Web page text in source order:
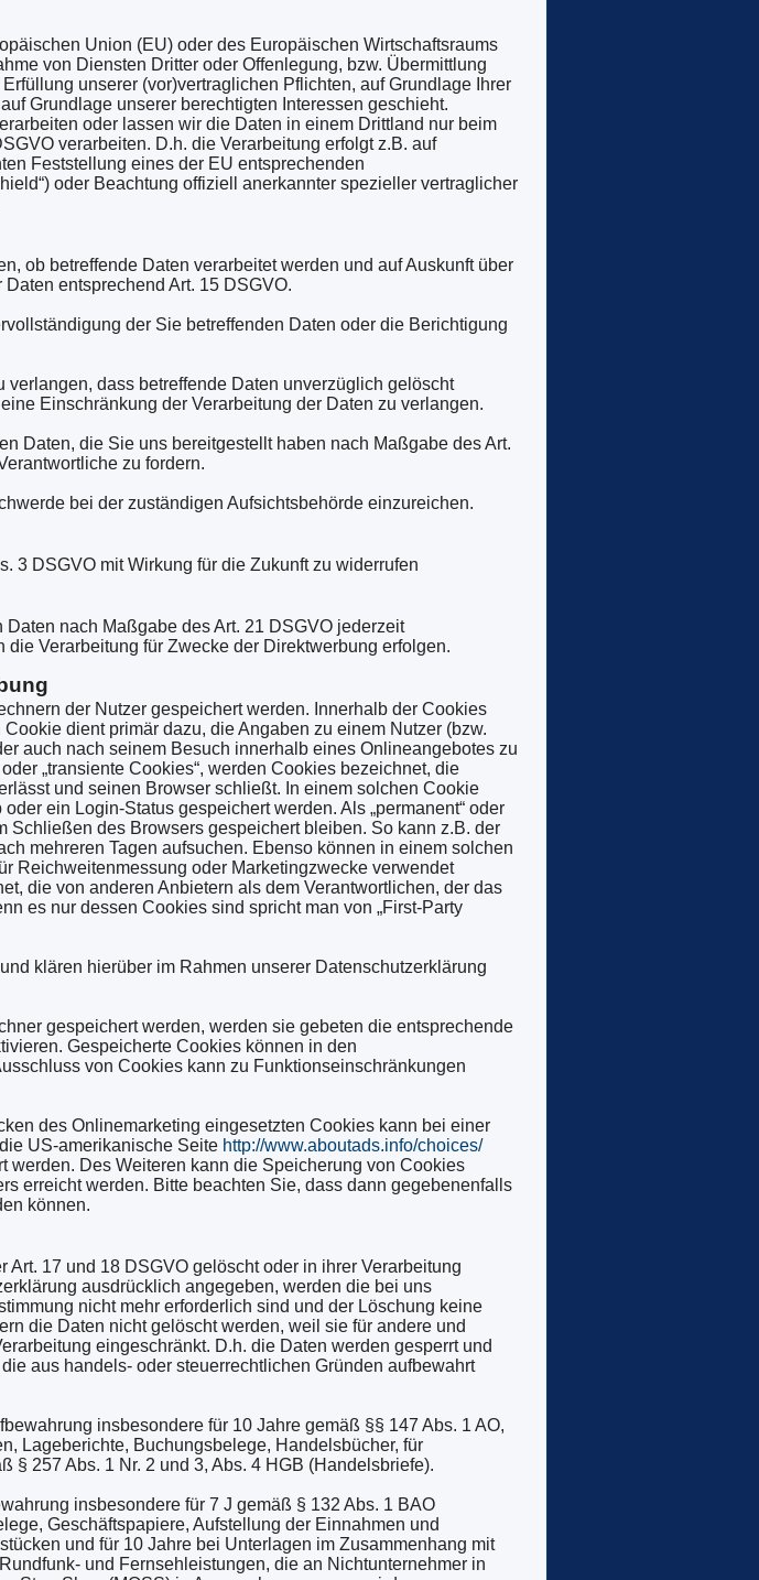
Union (EU) oder des Europäischen Wirtschaftsraums
von Diensten Dritter oder Offenlegung, bzw. Übermittlung
unserer (vor)vertraglichen Pflichten, auf Grundlage Ihrer
Grundlage unserer berechtigten Interessen geschieht.
oder lassen wir die Daten in einem Drittland nur beim
verarbeiten. D.h. die Verarbeitung erfolgt z.B. auf
Feststellung eines der EU entsprechenden
oder Beachtung offiziell anerkannter spezieller vertraglicher
ob betreffende Daten verarbeitet werden und auf Auskunft über
entsprechend Art. 15 DSGVO.
der Sie betreffenden Daten oder die Berichtigung
dass betreffende Daten unverzüglich gelöscht
Einschränkung der Verarbeitung der Daten zu verlangen.
Daten, die Sie uns bereitgestellt haben nach Maßgabe des Art.
zu fordern.
bei der zuständigen Aufsichtsbehörde einzureichen.
3 DSGVO mit Wirkung für die Zukunft zu widerrufen
nach Maßgabe des Art. 21 DSGVO jederzeit
Verarbeitung für Zwecke der Direktwerbung erfolgen.
der Nutzer gespeichert werden. Innerhalb der Cookies
dient primär dazu, die Angaben zu einem Nutzer (bzw.
auch nach seinem Besuch innerhalb eines Onlineangebotes zu
„transiente Cookies“, werden Cookies bezeichnet, die
und seinen Browser schließt. In einem solchen Cookie
ein Login-Status gespeichert werden. Als „permanent“ oder
Schließen des Browsers gespeichert bleiben. So kann z.B. der
mehreren Tagen aufsuchen. Ebenso können in einem solchen
Reichweitenmessung oder Marketingzwecke verwendet
die von anderen Anbietern als dem Verantwortlichen, der das
es nur dessen Cookies sind spricht man von „First-Party
klären hierüber im Rahmen unserer Datenschutzerklärung
gespeichert werden, werden sie gebeten die entsprechende
Gespeicherte Cookies können in den
von Cookies kann zu Funktionseinschränkungen
des Onlinemarketing eingesetzten Cookies kann bei einer
US-amerikanische Seite http://www.aboutads.info/choices/
werden. Des Weiteren kann die Speicherung von Cookies
erreicht werden. Bitte beachten Sie, dass dann gegebenenfalls
können.
17 und 18 DSGVO gelöscht oder in ihrer Verarbeitung
ausdrücklich angegeben, werden die bei uns
nicht mehr erforderlich sind und der Löschung keine
die Daten nicht gelöscht werden, weil sie für andere und
eingeschränkt. D.h. die Daten werden gesperrt und
aus handels- oder steuerrechtlichen Gründen aufbewahrt
insbesondere für 10 Jahre gemäß §§ 147 Abs. 1 AO,
Lageberichte, Buchungsbelege, Handelsbücher, für
§ 257 Abs. 1 Nr. 2 und 3, Abs. 4 HGB (Handelsbriefe).
insbesondere für 7 J gemäß § 132 Abs. 1 BAO
Geschäftspapiere, Aufstellung der Einnahmen und
und für 10 Jahre bei Unterlagen im Zusammenhang mit
und Fernsehleistungen, die an Nichtunternehmer in